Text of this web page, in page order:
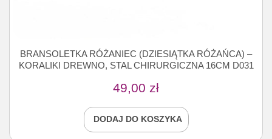
BRANSOLETKA RÓŻANIEC (DZIESIĄTKA RÓŻAŃCA) –
KORALIKI DREWNO, STAL CHIRURGICZNA 16CM D031
49,00 zł
DODAJ DO KOSZYKA